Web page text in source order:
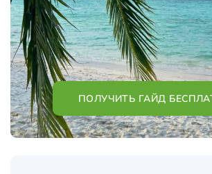
ПОЛУЧИТЬ ГАЙД